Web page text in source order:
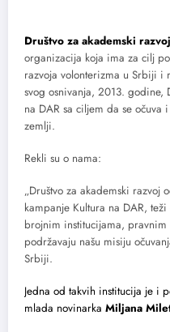
Društvo za akademski razvoj
organizacija koja ima za cilj
razvoja volonterizma u Srbiji i
svog osnivanja, 2013. godine,
na DAR sa ciljem da se očuva
zemlji.
Rekli su o nama:
„Društvo za akademski razvoj
kampanje Kultura na DAR,
brojnim institucijama,
podržavaju našu misiju
Srbiji.
Jedna od takvih institucija je i
mlada novinarka Miljana